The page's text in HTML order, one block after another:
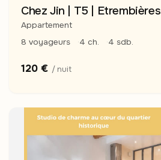
Chez Jin | T5 | Etrembières
Appartement
8 voyageurs
4 ch. 4 sdb.
120 € / nuit